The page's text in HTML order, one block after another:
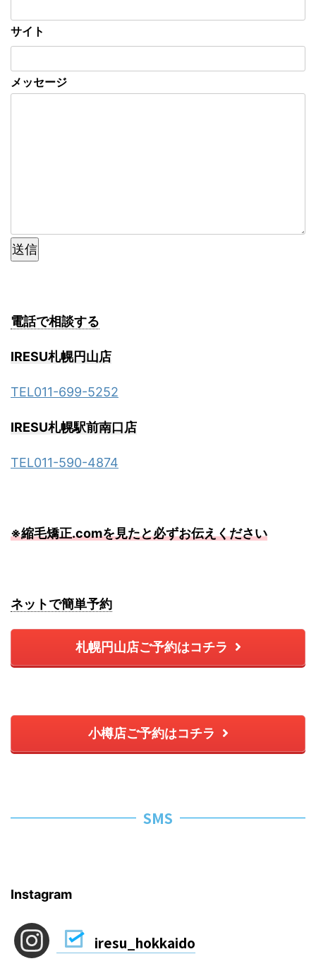
サイト
メッセージ
送信
電話で相談する
IRESU札幌円山店
TEL011-699-5252
IRESU札幌駅前南口店
TEL011-590-4874
※縮毛矯正.comを見たと必ずお伝えください
ネットで簡単予約
札幌円山店ご予約はコチラ
小樽店ご予約はコチラ
SMS
Instagram
iresu_hokkaido